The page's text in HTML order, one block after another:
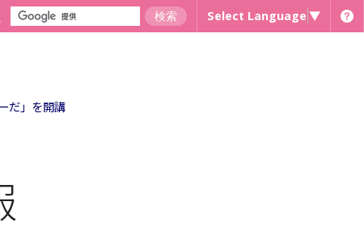
Select Language ▼
だ」を開講